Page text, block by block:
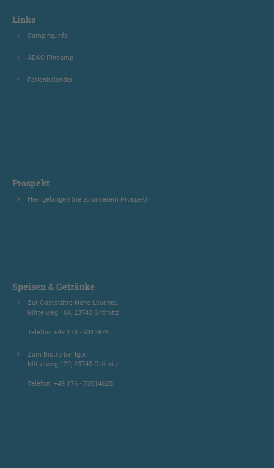
Links
Camping.info
ADAC Pincamp
Ferienkalender
Prospekt
Hier gelangen Sie zu unserem Prospekt
Speisen & Getränke
Zur Gaststätte Hohe Leuchte,
Mittelweg 164, 23743 Grömitz
Telefon: +49 178 - 9312876
Zum Bistro bei Igor,
Mittelweg 129, 23743 Grömitz
Telefon: +49 176 - 73514625